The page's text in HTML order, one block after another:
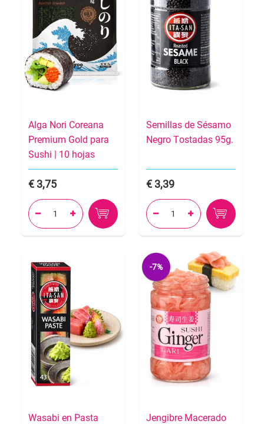
Alga Nori Coreana
Premium Gold para
Sushi | 10 hojas
3,75
 
Semillas de Sésamo
Negro Tostadas 95g.
3,39
 
Wasabi en Pasta
-7%
Jengibre Macerado